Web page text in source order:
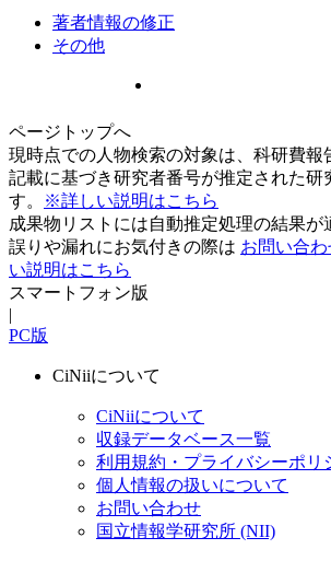
著者情報の修正
その他
ページトップへ
現時点での人物検索の対象は、科研費報
記載に基づき研究者番号が推定された研
す。
※詳しい説明はこちら
成果物リストには自動推定処理の結果が
誤りや漏れにお気付きの際は お問い合わ
い説明はこちら
スマートフォン版
|
PC版
CiNiiについて
CiNiiについて
収録データベース一覧
利用規約・プライバシーポリ
個人情報の扱いについて
お問い合わせ
国立情報学研究所 (NII)